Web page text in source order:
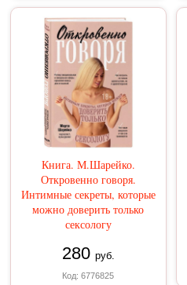
Книга. М.Шарейко.
Откровенно говоря.
Интимные секреты, которые
можно доверить только
сексологу
280 руб.
Код: 6776825